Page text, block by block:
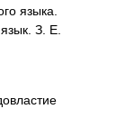
языка.
З. Е.